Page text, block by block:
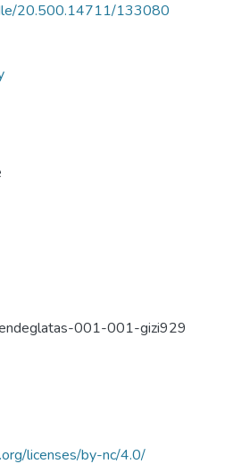
20.500.14711/133080
001-001-gizi929
licenses/by-nc/4.0/